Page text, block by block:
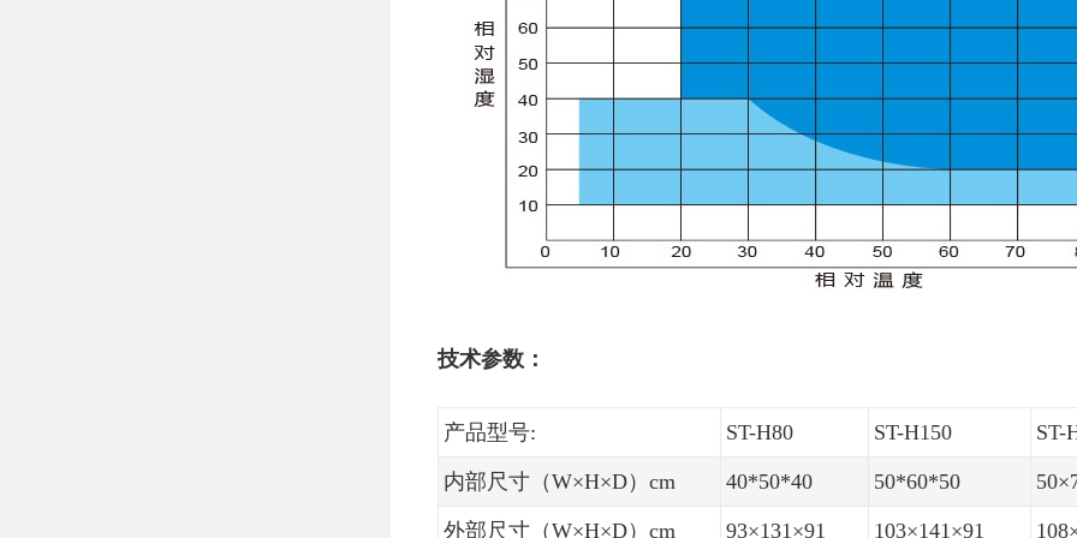
技术参数：
产品型号: ST-H80 ST-H150 ST-
内部尺寸（W×H×D）cm 40*50*40 50*60*50
外部尺寸（W×H×D）cm 93×131×91 103×141×91